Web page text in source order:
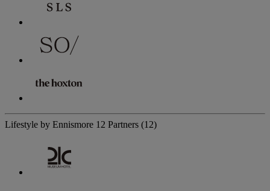
Lifestyle by Ennismore 12 Partners (12)